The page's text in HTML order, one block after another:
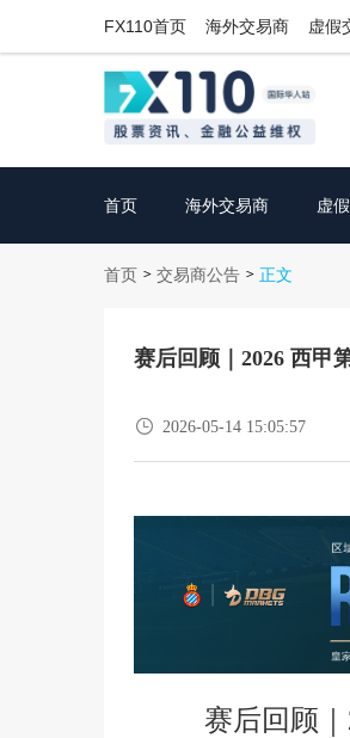
FX110首页 海外交易商 虚假
首页 海外交易商 虚
首页 > 交易商公告 > 正文
赛后回顾｜2026 西甲
 2026-05-14 15:05:57
赛后回顾